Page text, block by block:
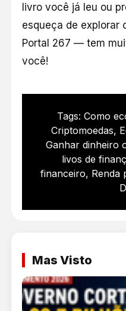
livro você já leu ou
esqueça de explorar
Portal 267 — tem
você!
Tags: Como
Criptomoedas,
Ganhar dinheiro
livos de
financeiro, Renda
Mas Visto